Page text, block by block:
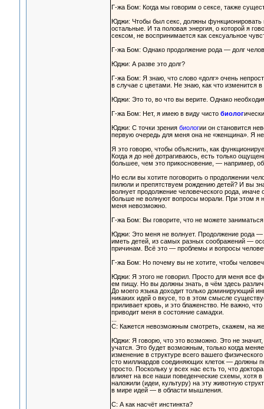
Г-жа Бом: Когда мы говорим о сексе, также
Юджи: Чтобы был секс, должны
остальные. И та половая энергия, о которой я
сексом, не воспринимается как сексуальное
Г-жа Бом: Однако продолжение рода — долг
Юджи: А разве это долг?
Г-жа Бом: Я знаю, что слово «долг» очень
в случае с цветами. Не знаю, как что изменится
Юджи: Это то, во что вы верите. Однако
Г-жа Бом: Нет, я имею в виду чисто биолог
Юджи: С точки зрения биологии он становится
первую очередь для меня она не «женщина». Я
Я это говорю, чтобы объяснить, как
Когда я до неё дотрагиваюсь, есть только
большее, чем это прикосновение, — например,
Но если вы хотите поговорить о продолжении
пилюли и препятствуем рождению детей? И вы
волнует продолжение человеческого рода,
больше не волнуют вопросы морали. При этом я
меня невозможно.
Г-жа Бом: Вы говорите, что не можете
Юджи: Это меня не волнует. Продолжение рода —
иметь детей, из самых разных соображений —
причинам. Всё это — проблемы и вопросы
Г-жа Бом: Но почему вы не хотите, чтобы
Юджи: Я этого не говорил. Просто для меня все
ем пищу. Но вы должны знать, в чём здесь
До моего языка доходит только доминирующий
никаких идей о вкусе, то в этом смысле
приливает кровь, и это блаженство. Не важно,
приводит меня в состояние самадхи.
С: Кажется невозможным смотреть, скажем, на
Юджи: Я говорю, что это возможно. Это не
учатся. Это будет возможным, только когда
изменение в структуре всего вашего
сто миллиардов соединяющих клеток — должны
просто. Поскольку у всех нас есть то, что
влияет на все наши поведенческие схемы, хотя
наложили (идеи, культуру) на эту животную
в мире идей — в области мышления.
С: А как насчёт инстинкта?